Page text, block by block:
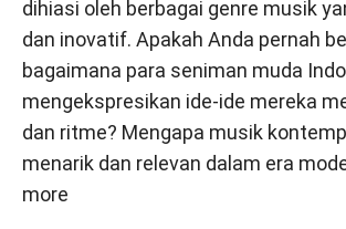
dihiasi oleh berbagai genre musik
dan inovatif. Apakah Anda pernah
bagaimana para seniman muda
mengekspresikan ide-ide mereka
dan ritme? Mengapa musik
menarik dan relevan dalam era
more